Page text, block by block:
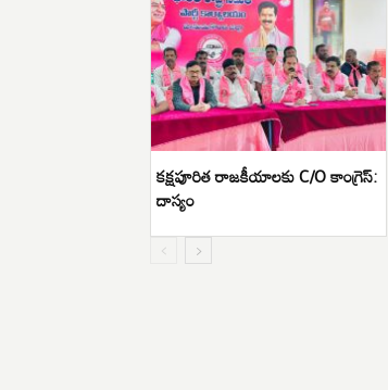
క‌క్ష‌పూరిత రాజ‌కీయాలకు C/O కాంగ్రెస్:
దాస్యం